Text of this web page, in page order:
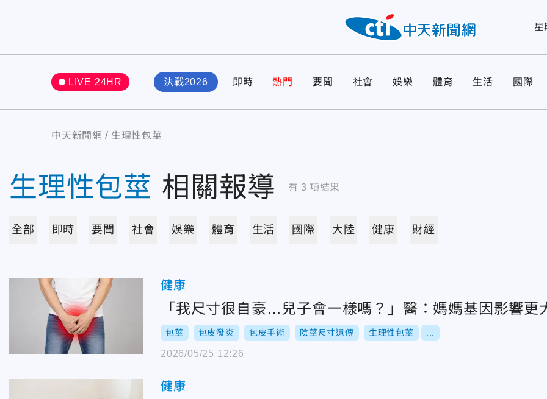
星
LIVE 24HR 決戰2026 即時 熱門 要聞 社會 娛樂 體育 生活 國際
中天新聞網 生理性包莖
生理性包莖 相關報導 有 3 項結果
全部 即時 要聞 社會 娛樂 體育 生活 國際 大陸 健康 財經
健康
「我尺寸很自豪…兒子會一樣嗎？」醫：媽媽基因影響更
包莖 包皮發炎 包皮手術 陰莖尺寸遺傳 生理性包莖
2026/05/25 12:26
健康